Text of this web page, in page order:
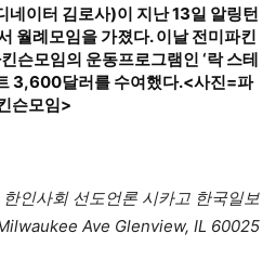
이터 김로사)이 지난 13일 알링턴
월례모임을 가졌다. 이날 전미파킨
슨모임의 운동프로그램인 ‘락 스테
3,600달러를 수여했다.<사진=파
슨모임>
인사회 선도언론 시카고 한국일보
Ave Glenview, IL 60025